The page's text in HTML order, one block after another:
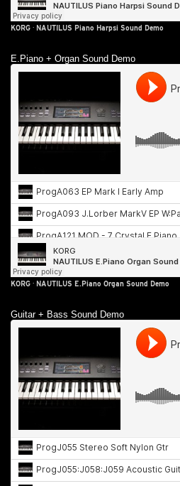
KORG · NAUTILUS Piano Harpsi Sound Demo
E.Piano + Organ Sound Demo
KORG · NAUTILUS E.Piano Organ Sound Demo
Guitar + Bass Sound Demo